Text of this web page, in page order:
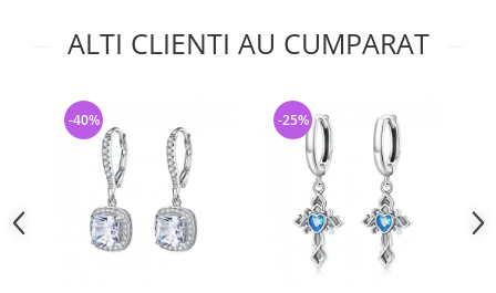
ALTI CLIENTI AU CUMPARAT
-40% -25%